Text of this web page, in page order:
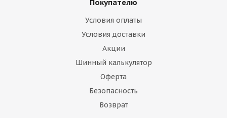
Покупателю
Условия оплаты
Условия доставки
Акции
Шинный калькулятор
Оферта
Безопасность
Возврат